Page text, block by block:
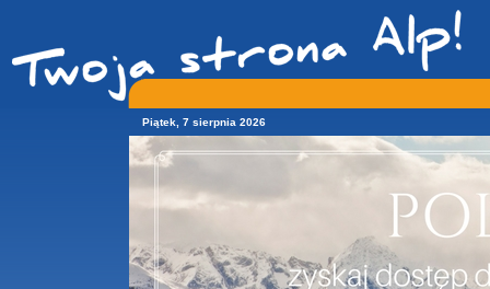
Piątek, 7 sierpnia 2026